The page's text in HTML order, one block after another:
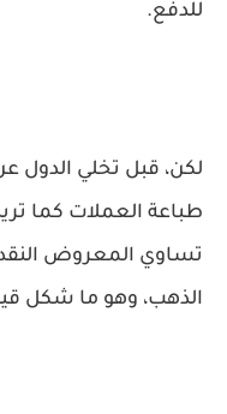
للدفع.
لكن، قبل تخلي الدول
طباعة العملات كما
تساوي المعروض
الذهب، وهو ما شكل